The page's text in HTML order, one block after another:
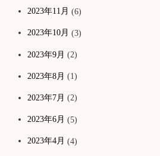
2023年11月 (6)
2023年10月 (3)
2023年9月 (2)
2023年8月 (1)
2023年7月 (2)
2023年6月 (5)
2023年4月 (4)